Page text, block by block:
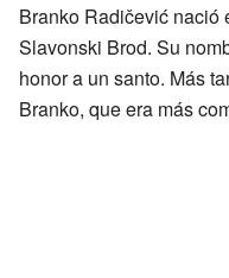
Branko Radičević nació
Slavonski Brod. Su
honor a un santo. Más
Branko, que era más